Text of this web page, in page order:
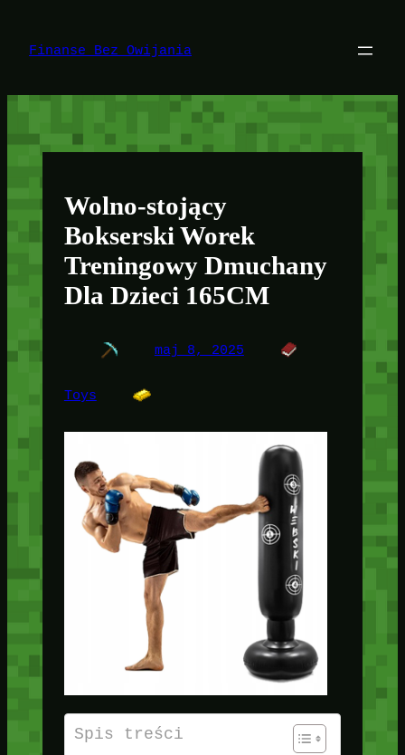
treści
Finanse Bez Owijania
Wolno-stojący
Bokserski Worek
Treningowy Dmuchany
Dla Dzieci 165CM
maj 8, 2025
Toys
Spis treści